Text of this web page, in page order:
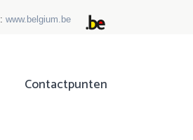
www.belgium.be
Contactpunten